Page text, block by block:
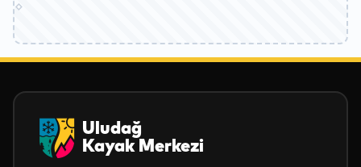
Uludağ
Kayak Merkezi